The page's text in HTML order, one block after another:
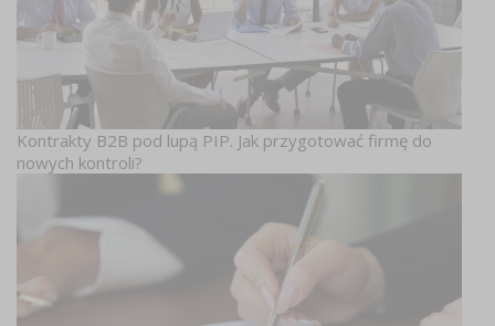
Kontrakty B2B pod lupą PIP. Jak przygotować firmę do
nowych kontroli?